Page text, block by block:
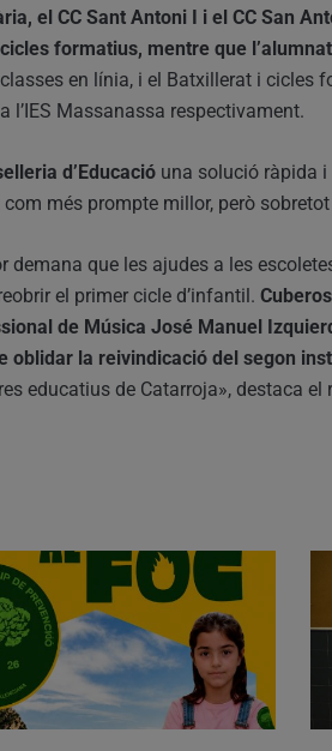
el CC Sant Antoni I i el CC San
formatius, mentre que
en línia, i el Batxillerat i cicles
l’IES Massanassa respectivament.
d’Educació una solució ràpida i
més prompte millor, però
demana que les ajudes a les
el primer cicle d’infantil.
de Música José Manuel
oblidar la reivindicació del segon
educatius de Catarroja», destaca el